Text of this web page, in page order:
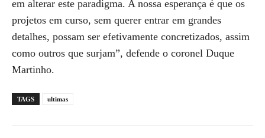
em alterar este paradigma. A nossa esperança é que os
projetos em curso, sem querer entrar em grandes
detalhes, possam ser efetivamente concretizados, assim
como outros que surjam”, defende o coronel Duque
Martinho.
TAGS ultimas